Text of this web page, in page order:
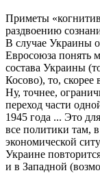
Приметы
раздвоению
В случае Украины
Евросоюза понять
состава Украины
Косово), то,
Ну, точнее,
переход части
1945 года ... Это
все политики там,
экономической
Украине
и в Западной